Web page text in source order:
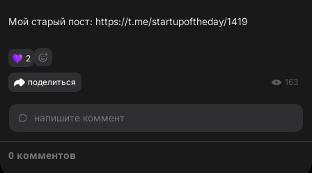
Мой старый пост: https://t.me/startupoftheday/1419
2
поделиться 163
напишите коммент
0 комментов